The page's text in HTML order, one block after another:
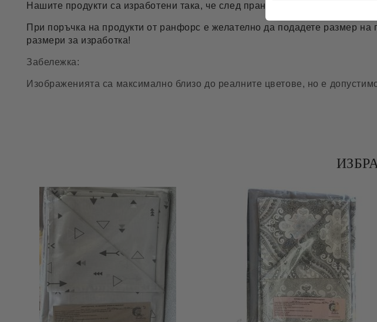
Нашите продукти са изработени така, че след пране да достигнат
При поръчка на продукти от ранфорс е желателно да подадете размер
размери за изработка!
Забележка:
Изображенията са максимално близо до реалните цветове, но е